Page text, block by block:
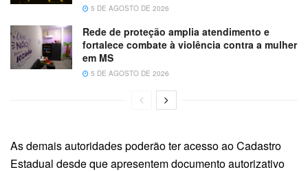
5 DE AGOSTO DE 2026
Rede de proteção amplia atendimento e
fortalece combate à violência contra a mulher
em MS
5 DE AGOSTO DE 2026
As demais autoridades poderão ter acesso ao Cadastro
Estadual desde que apresentem documento autorizativo